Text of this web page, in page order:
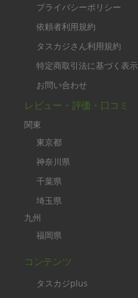
プライバシーポリシー
依頼者利用規約
タスカジさん利用規約
特定商取引法に基づく表示
お問い合わせ
レビュー・評価・口コミ
関東
東京都
神奈川県
千葉県
埼玉県
九州
福岡県
コンテンツ
タスカジplus